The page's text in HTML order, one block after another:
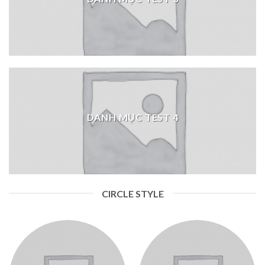
DANH MỤC TEST 4
CIRCLE STYLE